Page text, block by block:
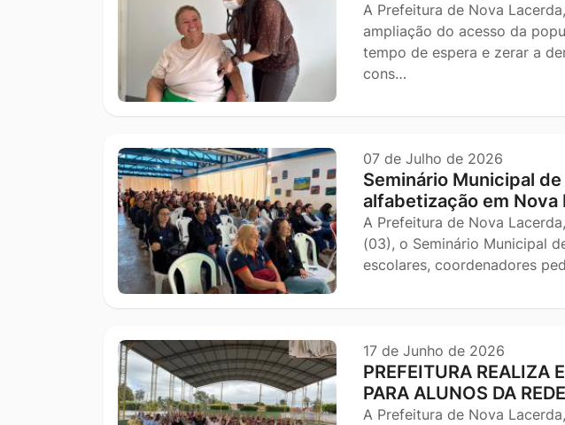
A Prefeitura de Nova
ampliação do acesso da
tempo de espera e zerar a
cons…
07 de Julho de 2026
Seminário Municipal
alfabetização em Nova
A Prefeitura de Nova
(03), o Seminário Municipal
escolares, coordenadores
17 de Junho de 2026
PREFEITURA REALIZA
PARA ALUNOS DA
A Prefeitura de Nova